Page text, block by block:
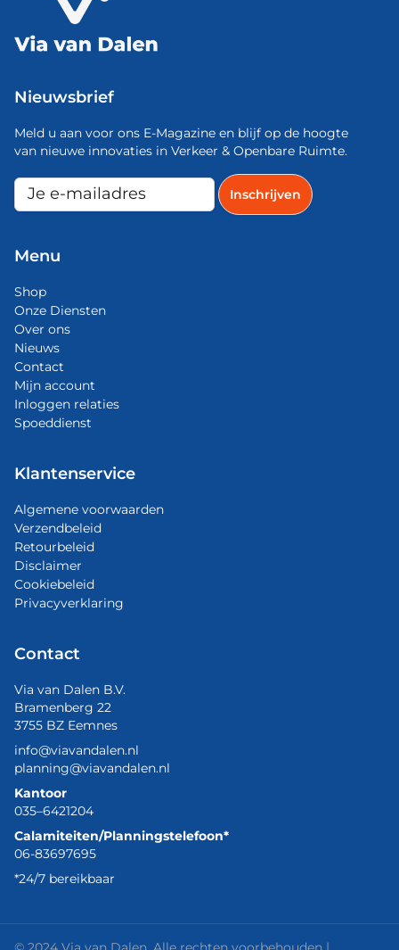
Nieuwsbrief
Meld u aan voor ons E-Magazine en blijf op de hoogte
van nieuwe innovaties in Verkeer & Openbare Ruimte.
Menu
Shop
Onze Diensten
Over ons
Nieuws
Contact
Mijn account
Inloggen relaties
Spoeddienst
Klantenservice
Algemene voorwaarden
Verzendbeleid
Retourbeleid
Disclaimer
Cookiebeleid
Privacyverklaring
Contact
Via van Dalen B.V.
Bramenberg 22
3755 BZ Eemnes
info@viavandalen.nl
planning@viavandalen.nl
Kantoor
035–6421204
Calamiteiten/Planningstelefoon*
06-83697695
*24/7 bereikbaar